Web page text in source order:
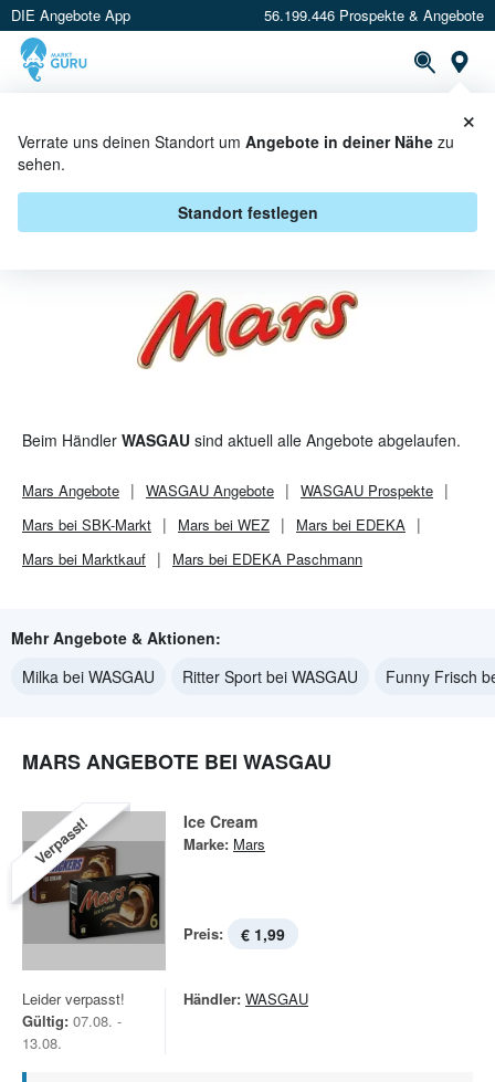
DIE Angebote App 56.199.446 Prospekte & Angebote
Verrate uns deinen Standort um Angebote in deiner Nähe zu
sehen.
Standort festlegen
×
MARS BEI WASGAU - ANGEBOTE
& AKTIONEN
Beim Händler WASGAU sind aktuell alle Angebote abgelaufen.
Mars Angebote WASGAU Angebote WASGAU Prospekte
Mars bei SBK-Markt
Mars bei WEZ
Mars bei EDEKA
Mars bei Marktkauf
Mars bei EDEKA Paschmann
Mehr Angebote & Aktionen:
Milka bei WASGAU
Ritter Sport bei WASGAU Funny Frisch
MARS ANGEBOTE BEI WASGAU
Verpasst! Ice Cream
Marke: Mars
Preis: € 1,99
Leider verpasst!
Gültig: 07.08. -
13.08.
Händler: WASGAU